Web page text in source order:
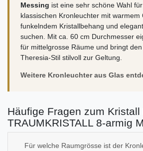
Messing ist eine sehr schöne Wahl
klassischen Kronleuchter mit warmem
funkelndem Kristallbehang und
suchen. Mit ca. 60 cm Durchmesser
für mittelgrosse Räume und bringt
Theresia-Stil stilvoll zur Geltung.
Weitere Kronleuchter aus Glas
Häufige Fragen zum
TRAUMKRISTALL 8-armig
Für welche Raumgrösse ist der